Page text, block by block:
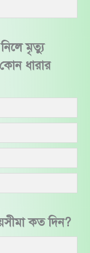
মৃত্যু
ধারার
কত দিন?